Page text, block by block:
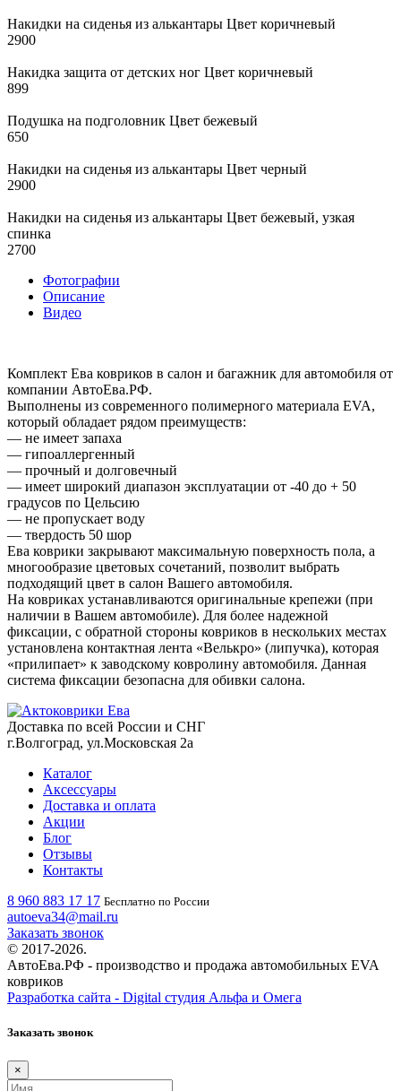
Накидки на сиденья из алькантары Цвет коричневый
2900
Накидка защита от детских ног Цвет коричневый
899
Подушка на подголовник Цвет бежевый
650
Накидки на сиденья из алькантары Цвет черный
2900
Накидки на сиденья из алькантары Цвет бежевый, узкая
спинка
2700
Фотографии
Описание
Видео
Комплект Ева ковриков в салон и багажник для автомобиля от
компании АвтоЕва.РФ.
Выполнены из современного полимерного материала EVA,
который обладает рядом преимуществ:
— не имеет запаха
— гипоаллергенный
— прочный и долговечный
— имеет широкий диапазон эксплуатации от -40 до + 50
градусов по Цельсию
— не пропускает воду
— твердость 50 шор
Ева коврики закрывают максимальную поверхность пола, а
многообразие цветовых сочетаний, позволит выбрать
подходящий цвет в салон Вашего автомобиля.
На ковриках устанавливаются оригинальные крепежи (при
наличии в Вашем автомобиле). Для более надежной
фиксации, с обратной стороны ковриков в нескольких местах
установлена контактная лента «Велькро» (липучка), которая
«прилипает» к заводскому ковролину автомобиля. Данная
система фиксации безопасна для обивки салона.
Доставка по всей России и СНГ
г.Волгоград, ул.Московская 2а
Каталог
Аксессуары
Доставка и оплата
Акции
Блог
Отзывы
Контакты
8 960 883 17 17 Бесплатно по России
autoeva34@mail.ru
Заказать звонок
© 2017-2026.
АвтоЕва.РФ - производство и продажа автомобильных EVA
ковриков
Разработка сайта - Digital студия Альфа и Омега
Заказать звонок
×